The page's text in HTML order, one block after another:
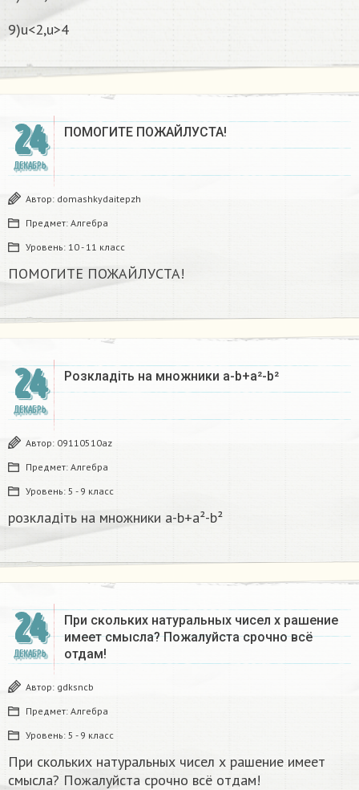
9)u<2,u>4
24
ДЕКАБРЬ
ПОМОГИТЕ ПОЖАЙЛУСТА!
Автор: domashkydaitepzh
Предмет: Алгебра
Уровень: 10 - 11 класс
ПОМОГИТЕ ПОЖАЙЛУСТА!
24
ДЕКАБРЬ
Розкладіть на множники а-b+a²-b²​
Автор: 09110510az
Предмет: Алгебра
Уровень: 5 - 9 класс
розкладіть на множники а-b+a²-b²​
24
ДЕКАБРЬ
При скольких натуральных чисел х рашение
имеет смысла? Пожалуйста срочно всё
отдам!
Автор: gdksncb
Предмет: Алгебра
Уровень: 5 - 9 класс
При скольких натуральных чисел х рашение имеет
смысла? Пожалуйста срочно всё отдам!